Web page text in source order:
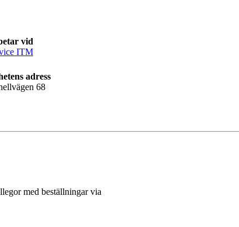
vid
ITM
adress
68
med beställningar via